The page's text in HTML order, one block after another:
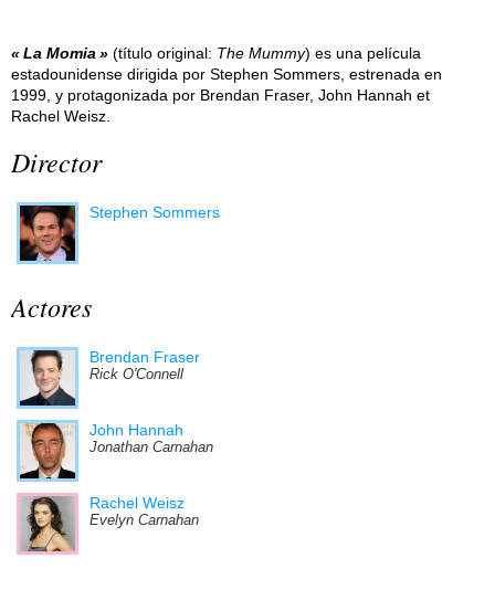
La Momia (título original: The Mummy) es una película
estadounidense dirigida por Stephen Sommers, estrenada en
1999, y protagonizada por Brendan Fraser, John Hannah et
Rachel Weisz.
Director
Stephen Sommers
Actores
Brendan Fraser
Rick O'Connell
John Hannah
Jonathan Carnahan
Rachel Weisz
Evelyn Carnahan